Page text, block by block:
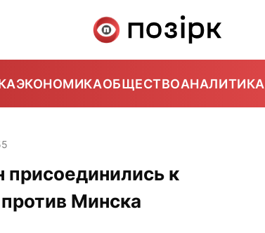
ЭКОНОМИКАОБЩЕСТВОАНАЛИТИКА
присоединились к
Минска